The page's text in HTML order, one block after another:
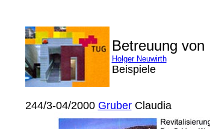
Betreuung von
Holger Neuwirth
Beispiele
244/3-04/2000 GruberClaudia